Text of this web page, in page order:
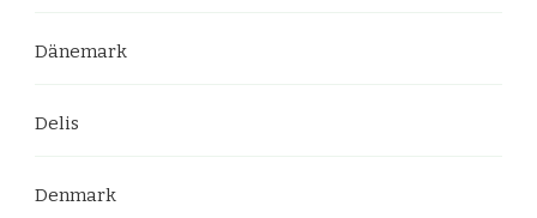
Dänemark
Delis
Denmark